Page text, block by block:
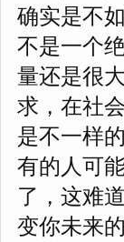
确实是不
不是一个
量还是很
求，在社
是不一样
有的人可
了，这难
变你未来